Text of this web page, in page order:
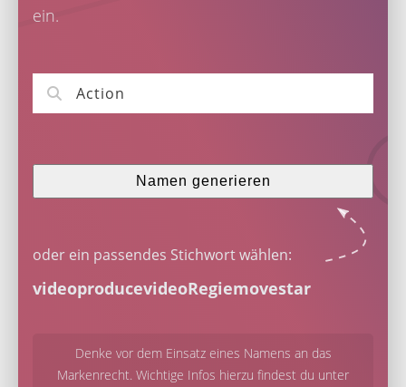
ein.
Namen generieren
oder ein passendes Stichwort wählen:
videoproducevideoRegiemovestar
Denke vor dem Einsatz eines Namens an das
Markenrecht. Wichtige Infos hierzu findest du unter